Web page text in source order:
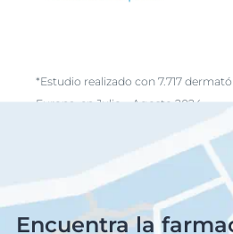
*Estudio realizado con 7.717
Europa, en Julio – Agosto 2024.
Encuentra la